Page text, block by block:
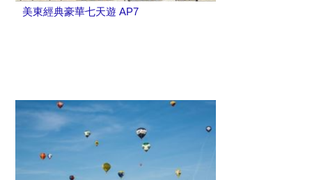
美東經典豪華七天遊 AP7